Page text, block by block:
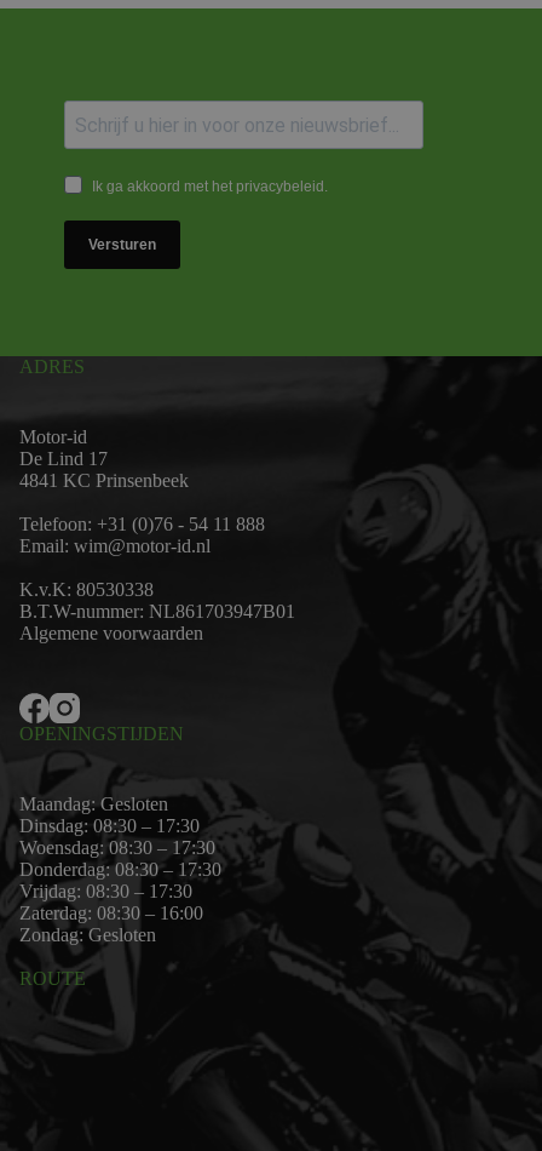
Ik ga akkoord met het privacybeleid.
Versturen
ADRES
Motor-id
De Lind 17
4841 KC Prinsenbeek
Telefoon: +31 (0)76 - 54 11 888
Email: wim@motor-id.nl
K.v.K: 80530338
B.T.W-nummer: NL861703947B01
Algemene voorwaarden
OPENINGSTIJDEN
Maandag: Gesloten
Dinsdag: 08:30 – 17:30
Woensdag: 08:30 – 17:30
Donderdag: 08:30 – 17:30
Vrijdag: 08:30 – 17:30
Zaterdag: 08:30 – 16:00
Zondag: Gesloten
ROUTE